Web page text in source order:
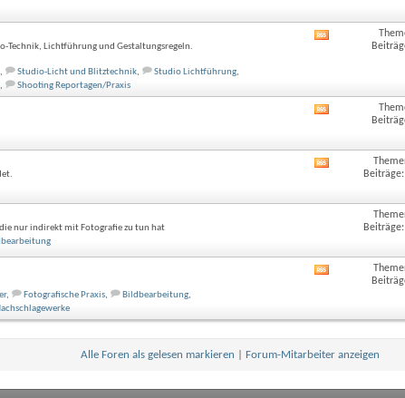
Forums
Technik, Lichtführung und Gestaltungsregeln.
, Studio-Licht und Blitztechnik, Studio Lichtführung,
, Shooting Reportagen/Praxis
Forums
Forums
nur indirekt mit Fotografie zu tun hat
, Fotografische Praxis, Bildbearbeitung,
Alle Foren als gelesen markieren Forum-Mitarbeiter anzeigen